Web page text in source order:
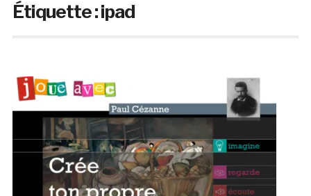
Étiquette :ipad